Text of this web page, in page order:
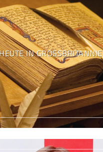
IN GROSSBRITANNIEN